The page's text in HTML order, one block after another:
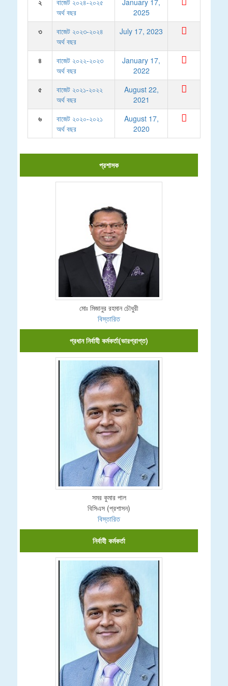
অর্থ বছর
2025
৩
বাজেট ২০২৩-২০২৪
অর্থ বছর
July 17, 2023
৪
বাজেট ২০২২-২০২৩
অর্থ বছর
January 17,
2022
৫
বাজেট ২০২১-২০২২
অর্থ বছর
August 22,
2021
৬
বাজেট ২০২০-২০২১
অর্থ বছর
August 17,
2020
প্রশাসক
মোঃ মিজানুর রহমান চৌধুরী
বিস্তারিত
প্রধান নির্বাহী কর্মকর্তা(ভারপ্রাপ্ত)
সমর কুমার পাল
বিসিএস (প্রশাসন)
বিস্তারিত
নির্বাহী কর্মকর্তা